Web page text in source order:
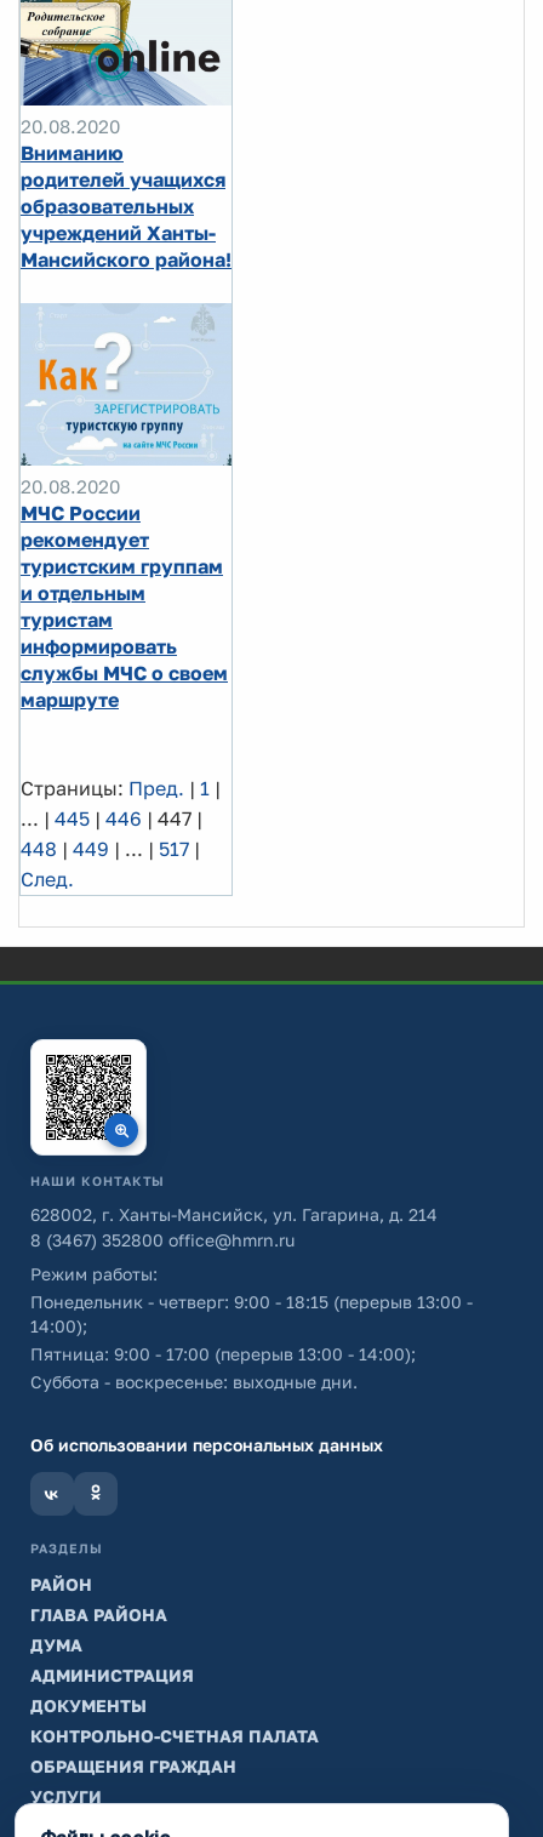
20.08.2020
Вниманию
родителей учащихся
образовательных
учреждений Ханты-
Мансийского района!
20.08.2020
МЧС России
рекомендует
туристским группам
и отдельным
туристам
информировать
службы МЧС о своем
маршруте
Страницы: Пред. | 1 |
... | 445 | 446 | 447 |
448 | 449 | ... | 517 |
След.
НАШИ КОНТАКТЫ
628002, г. Ханты-Мансийск, ул. Гагарина, д. 214
8 (3467) 352800 office@hmrn.ru
Режим работы:
Понедельник - четверг: 9:00 - 18:15 (перерыв 13:00 -
14:00);
Пятница: 9:00 - 17:00 (перерыв 13:00 - 14:00);
Суббота - воскресенье: выходные дни.
Об использовании персональных данных
РАЗДЕЛЫ
РАЙОН
ГЛАВА РАЙОНА
ДУМА
АДМИНИСТРАЦИЯ
ДОКУМЕНТЫ
КОНТРОЛЬНО-СЧЕТНАЯ ПАЛАТА
ОБРАЩЕНИЯ ГРАЖДАН
УСЛУГИ
ТИК